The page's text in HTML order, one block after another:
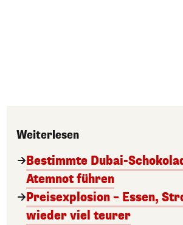
Weiterlesen
Bestimmte Dubai-
Atemnot führen
Preisexplosion – Essen,
wieder viel teurer